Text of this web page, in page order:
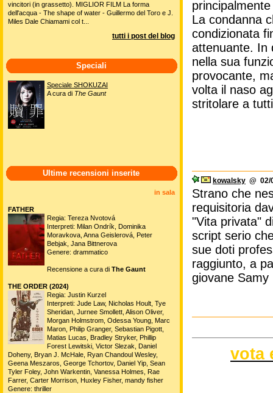
La condanna
condizionata
attenuante. In
nella sua
provocante,
volta il naso
stritolare a
kowalsky @ 02/
Strano che
requisitoria
"Vita privata"
script serio
sue doti
raggiunto, a
giovane Samy
vota
vincitori (in grassetto). MIGLIOR FILM La forma
dell'acqua - The shape of water - Guillermo del Toro e J.
Miles Dale Chiamami col t...
tutti i post del blog
Speciali
Speciale SHOKUZAI
A cura di The Gaunt
Ultime recensioni inserite
in sala
FATHER
Regia: Tereza Nvotová
Interpreti: Milan Ondrík, Dominika
Moravkova, Anna Geislerová, Peter
Bebjak, Jana Bittnerova
Genere: drammatico
Recensione a cura di The Gaunt
THE ORDER (2024)
Regia: Justin Kurzel
Interpreti: Jude Law, Nicholas Hoult, Tye
Sheridan, Jurnee Smollett, Alison Oliver,
Morgan Holmstrom, Odessa Young, Marc
Maron, Philip Granger, Sebastian Pigott,
Matias Lucas, Bradley Stryker, Phillip
Forest Lewitski, Victor Slezak, Daniel
Doheny, Bryan J. McHale, Ryan Chandoul Wesley,
Geena Meszaros, George Tchortov, Daniel Yip, Sean
Tyler Foley, John Warkentin, Vanessa Holmes, Rae
Farrer, Carter Morrison, Huxley Fisher, mandy fisher
Genere: thriller